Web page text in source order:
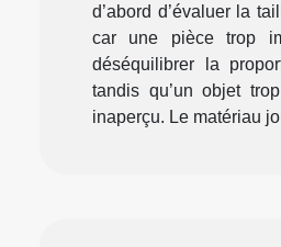
d’abord d’évaluer la
car une pièce trop
déséquilibrer la
tandis qu’un objet
inaperçu. Le matériau